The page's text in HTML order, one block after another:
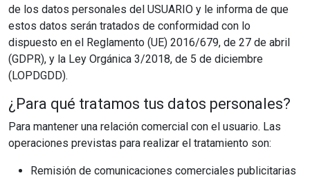
de los datos personales del USUARIO y le informa de que
estos datos serán tratados de conformidad con lo
dispuesto en el Reglamento (UE) 2016/679, de 27 de abril
(GDPR), y la Ley Orgánica 3/2018, de 5 de diciembre
(LOPDGDD).
¿Para qué tratamos tus datos personales?
Para mantener una relación comercial con el usuario. Las
operaciones previstas para realizar el tratamiento son:
Remisión de comunicaciones comerciales publicitarias